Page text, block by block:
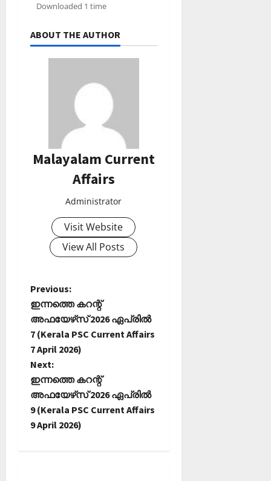
Downloaded 1 time
ABOUT THE AUTHOR
Malayalam Current
Affairs
Administrator
Visit Website
View All Posts
P
o
s
t
n
a
Previous:
ഇന്നത്തെ കറന്റ്
അഫയേഴ്‌സ് 2026 ഏപ്രില്‍
7 (Kerala PSC Current Affairs
7 April 2026)
Next:
ഇന്നത്തെ കറന്റ്
അഫയേഴ്‌സ് 2026 ഏപ്രില്‍
9 (Kerala PSC Current Affairs
9 April 2026)